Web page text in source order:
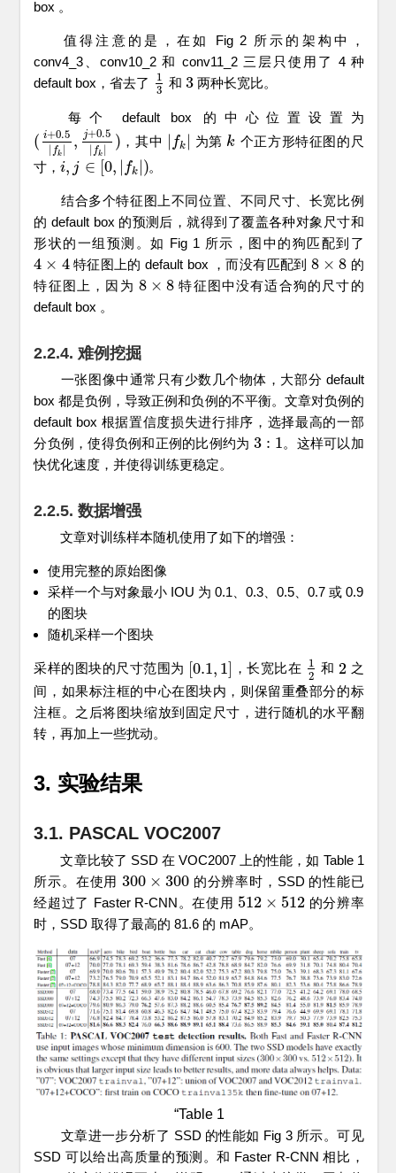
box 。
值得注意的是，在如 Fig 2 所示的架构中，
conv4_3、conv10_2 和 conv11_2 三层只使用了 4 种
default box，省去了
1
3
13 和 3
3两种长宽比。
每个 default box 的中心位置设置为
( i+0.5
| fk | , j+0.5
| fk | )
( +0.5|fk |,j+0.5 |f k )
，其中 fk
k| 为第 k
k 个正方形特征图的尺
寸，i, j ∈ 0, fk )
i,j ∈ 0,| k|) 。
结合多个特征图上不同位置、不同尺寸、长宽比例
的 default box 的预测后，就得到了覆盖各种对象尺寸和
形状的一组预测。如 Fig 1 所示，图中的狗匹配到了
4 × 4
4×4 特征图上的 default box ，而没有匹配到8 × 8
8×8
的
特征图上，因为 8 × 8
8×8
特征图中没有适合狗的尺寸的
default box 。
2.2.4. 难例挖掘
一张图像中通常只有少数几个物体，大部分 default
box 都是负例，导致正例和负例的不平衡。文章对负例的
default box 根据置信度损失进行排序，选择最高的一部
分负例，使得负例和正例的比例约为 3 : 1
3: 1
。这样可以加
快优化速度，并使得训练更稳定。
2.2.5. 数据增强
文章对训练样本随机使用了如下的增强：
使用完整的原始图像
采样一个与对象最小 IOU 为 0.1、0.3、0.5、0.7 或 0.9
的图块
随机采样一个图块
采样的图块的尺寸范围为 [0.1, 1]
0.1,1 ] ，长宽比在
1
2
12 和 2
2 之
间，如果标注框的中心在图块内，则保留重叠部分的标
注框。之后将图块缩放到固定尺寸，进行随机的水平翻
转，再加上一些扰动。
3. 实验结果
3.1. PASCAL VOC2007
文章比较了 SSD 在 VOC2007 上的性能，如 Table 1
所示。在使用 300 × 300
300× 300
的分辨率时，SSD 的性能已
经超过了 Faster R-CNN。在使用 512 × 512
512× 512
的分辨率
时，SSD 取得了最高的 81.6 的 mAP。
“Table 1
文章进一步分析了 SSD 的性能如 Fig 3 所示。可见
SSD 可以给出高质量的预测。和 Faster R-CNN 相比，